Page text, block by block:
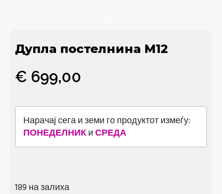
Дупла постелнина М12
€ 699,00
Нарачај сега и земи го продуктот измеѓу:
ПОНЕДЕЛНИК и СРЕДА
189 на залиха